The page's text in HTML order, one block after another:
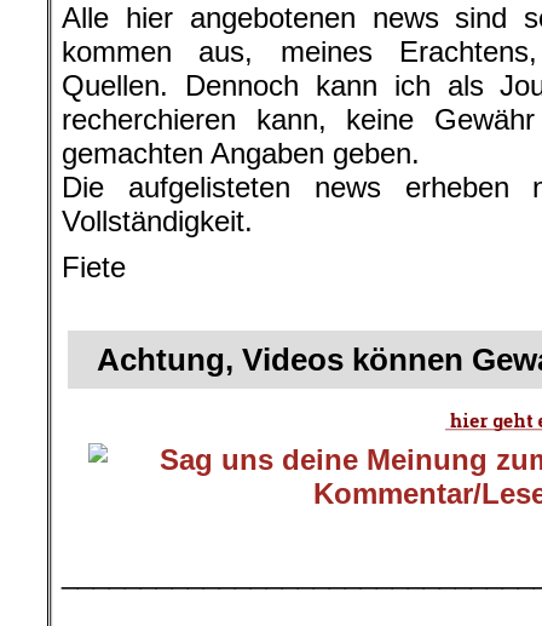
Alle hier angebotenen news sind
kommen aus, meines
Quellen. Dennoch kann ich als
recherchieren kann, keine
gemachten Angaben geben.
Die aufgelisteten news erheben
Vollständigkeit.
Fiete
Achtung, Videos können